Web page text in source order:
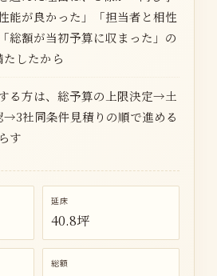
能が良かった」「担当者と相性
総額が当初予算に収まった」の
したから
る方は、総予算の上限決定→土
→3社同条件見積りの順で進める
す
延床
40.8坪
総額